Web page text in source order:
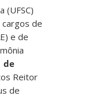
(UFSC)
de
e de
de
Reitor
de